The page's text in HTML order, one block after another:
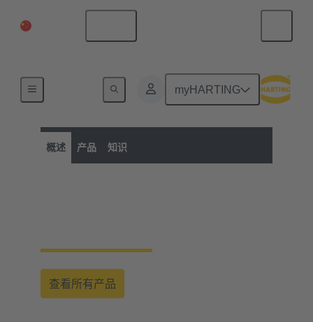
myHARTING
概述 产品 知识
圆形连接器
查看所有产品